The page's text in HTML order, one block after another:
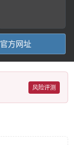
官方网址
风险评测